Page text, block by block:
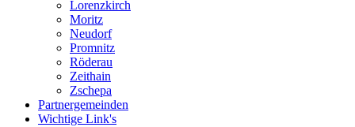
Lorenzkirch
Moritz
Neudorf
Promnitz
Röderau
Zeithain
Zschepa
Partnergemeinden
Wichtige Link's